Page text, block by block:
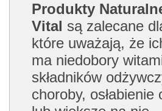
Produkty
Vital są zalecane
które uważają, że
ma niedobory
składników
choroby, osłabienie